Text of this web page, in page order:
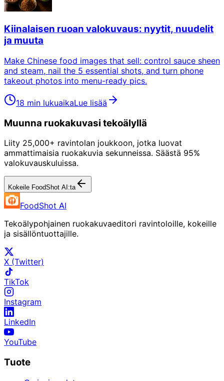
Kiinalaisen ruoan valokuvaus: nyytit, nuudelit
ja muuta
Make Chinese food images that sell: control sauce sheen
and steam, nail the 5 essential shots, and turn phone
takeout photos into menu-ready pics.
18 min lukuaikaLue lisää
Muunna ruokakuvasi tekoälyllä
Liity 25,000+ ravintolan joukkoon, jotka luovat
ammattimaisia ruokakuvia sekunneissa. Säästä 95%
valokuvauskuluissa.
Kokeile FoodShot AI:ta
FoodShot AI
Tekoälypohjainen ruokakuvaeditori ravintoloille, kokeille
ja sisällöntuottajille.
X (Twitter)
TikTok
Instagram
LinkedIn
YouTube
Tuote